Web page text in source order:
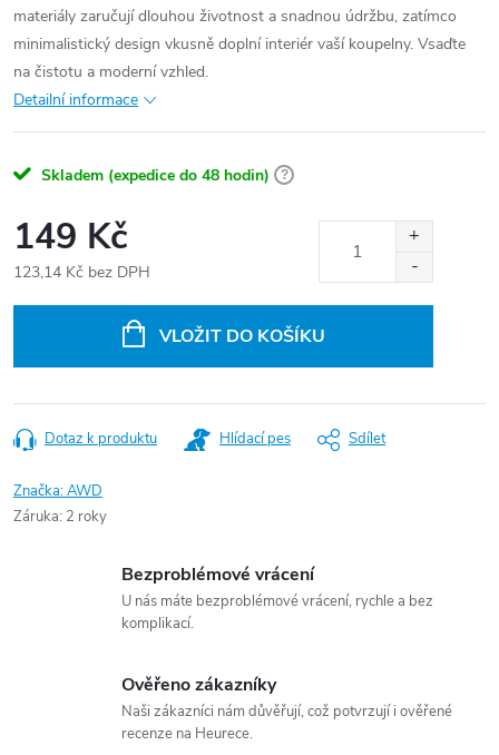
materiály zaručují dlouhou životnost a snadnou údržbu, zatímco
minimalistický design vkusně doplní interiér vaší koupelny. Vsaďte
na čistotu a moderní vzhled.
Detailní informace
Skladem (expedice do 48 hodin) ?
149 Kč
123,14 Kč bez DPH
VLOŽIT DO KOŠÍKU
Dotaz k produktu Hlídací pes Sdílet
Značka:AWD
Záruka: 2 roky
Bezproblémové vrácení
U nás máte bezproblémové vrácení, rychle a bez
komplikací.
Ověřeno zákazníky
Naši zákazníci nám důvěřují, což potvrzují i ověřené
recenze na Heurece.